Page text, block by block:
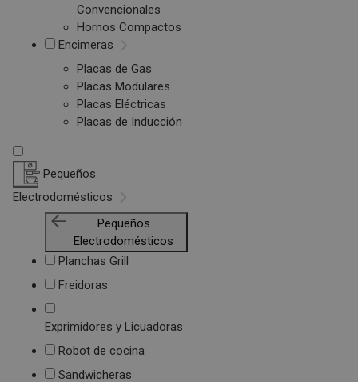
Convencionales
Hornos Compactos
Encimeras
Placas de Gas
Placas Modulares
Placas Eléctricas
Placas de Inducción
Pequeños
Electrodomésticos
Pequeños
Electrodomésticos
Planchas Grill
Freidoras
Exprimidores y Licuadoras
Robot de cocina
Sandwicheras